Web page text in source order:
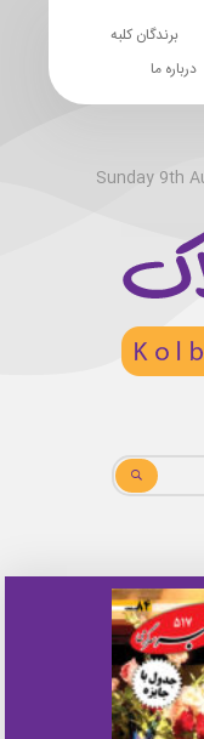
برندگان کلبه
درباره ما